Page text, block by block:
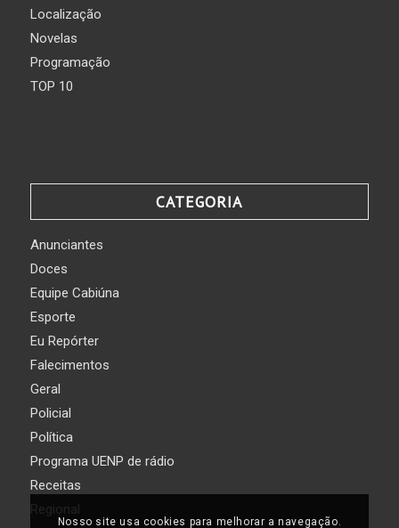
Localização
Novelas
Programação
TOP 10
CATEGORIA
Anunciantes
Doces
Equipe Cabiúna
Esporte
Eu Repórter
Falecimentos
Geral
Policial
Política
Programa UENP de rádio
Receitas
Regional
Nosso site usa cookies para melhorar a navegação.